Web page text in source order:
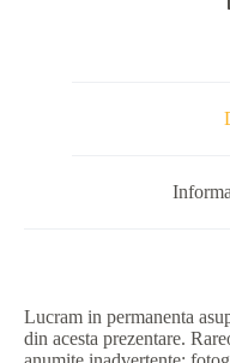
Lucram in permanenta
din acesta prezentare.